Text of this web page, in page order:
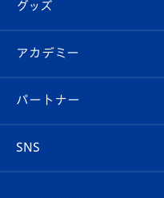
チケット
イベント
メディア
ホームタウン
スタッフプロフィール
マスコット紹介
Revive Team
ヴィヴィくんの長崎おも
フォトギャラリー
スタジアムグルメ
V-LOVERS（ファンクラ
プレイヤーズスイート
グッズ
オンラインショップ
店舗情報
アカデミー
育成からのお知らせ
U-18
パートナー
SNS